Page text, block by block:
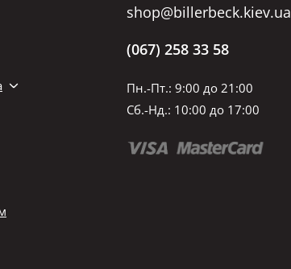
shop@billerbeck.kiev.ua
(067) 258 33 58
Пн.-Пт.: 9:00 до 21:00
Сб.-Нд.: 10:00 до 17:00